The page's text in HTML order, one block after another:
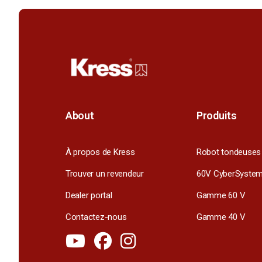
About
À propos de Kress
Trouver un revendeur
Dealer portal
Contactez-nous
Produits
Robot tondeuses
60V CyberSystem
Gamme 60 V
Gamme 40 V